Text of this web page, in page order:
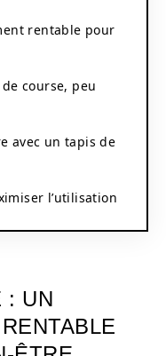
rentable pour
course, peu
avec un tapis de
l’utilisation
: UN